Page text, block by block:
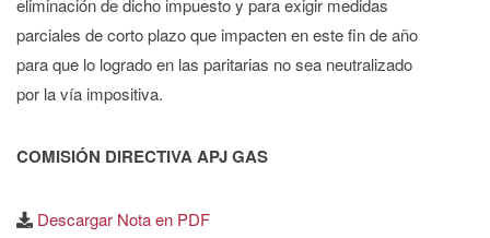
eliminación de dicho impuesto y para exigir medidas
parciales de corto plazo que impacten en este fin de año
para que lo logrado en las paritarias no sea neutralizado
por la vía impositiva.
COMISIÓN DIRECTIVA APJ GAS
Descargar Nota en PDF